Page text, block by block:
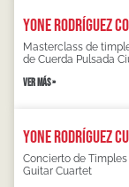
Yone Rodríguez
Masterclass de
de Cuerda Pulsada
VER MÁS »
Yone Rodríguez
Concierto de
Guitar Cuartet